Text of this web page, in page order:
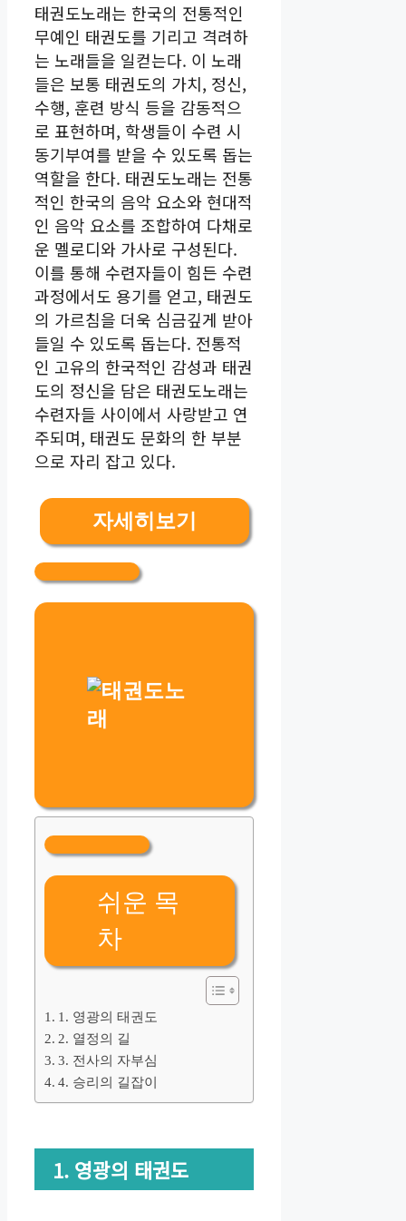
태권도노래는 한국의 전통적인
무예인 태권도를 기리고 격려하
는 노래들을 일컫는다. 이 노래
들은 보통 태권도의 가치, 정신,
수행, 훈련 방식 등을 감동적으
로 표현하며, 학생들이 수련 시
동기부여를 받을 수 있도록 돕는
역할을 한다. 태권도노래는 전통
적인 한국의 음악 요소와 현대적
인 음악 요소를 조합하여 다채로
운 멜로디와 가사로 구성된다.
이를 통해 수련자들이 힘든 수련
과정에서도 용기를 얻고, 태권도
의 가르침을 더욱 심금깊게 받아
들일 수 있도록 돕는다. 전통적
인 고유의 한국적인 감성과 태권
도의 정신을 담은 태권도노래는
수련자들 사이에서 사랑받고 연
주되며, 태권도 문화의 한 부분
으로 자리 잡고 있다.
자세히보기
쉬운 목
차
1. 영광의 태권도
2. 열정의 길
3. 전사의 자부심
4. 승리의 길잡이
1. 영광의 태권도